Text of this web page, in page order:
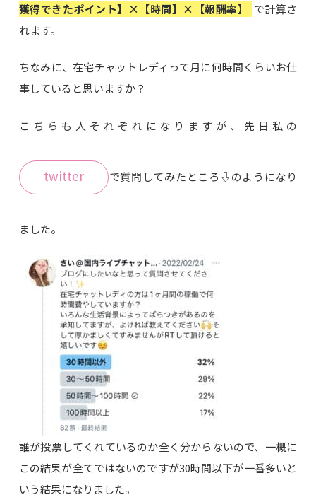
獲得できたポイント】×【時間】×【報酬率】
で計算さ
れます。
ちなみに、在宅チャットレディって月に何時間くらいお仕
事していると思いますか？
こちらも人それぞれになりますが、先日私の
twitter で質問してみたところ⇩のようになり
ました。
誰が投票してくれているのか全く分からないので、一概に
この結果が全てではないのですが30時間以下が一番多いと
いう結果になりました。